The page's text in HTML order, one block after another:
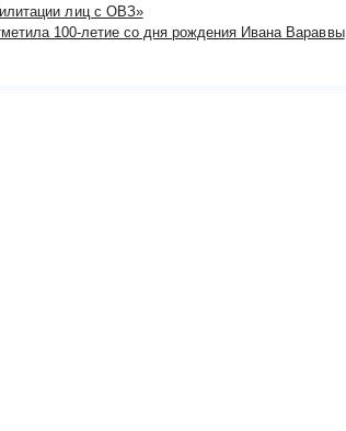
лиц с ОВЗ»
100-летие со дня рождения Ивана Вараввы